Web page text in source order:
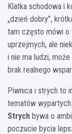
Klatka schodowa i
„dzień dobry”,
tam często mówi o
uprzejmych, ale
i nie ma ludzi,
brak realnego
Piwnica i strych to
tematów
Strych bywa o
poczucie bycia